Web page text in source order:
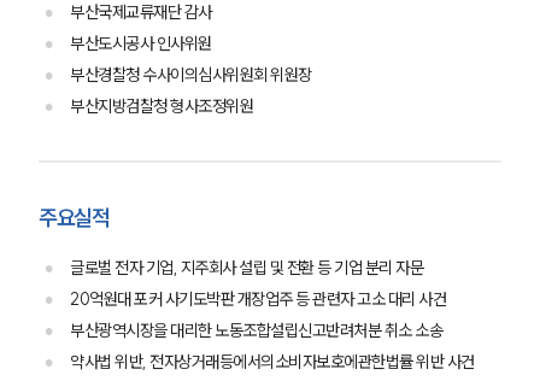
부산국제교류재단 감사
부산도시공사 인사위원
부산경찰청 수사이의심사위원회 위원장
부산지방검찰청 형사조정위원
주요실적
글로벌 전자 기업, 지주회사 설립 및 전환 등 기업 분리 자문
20억원대 포커 사기도박판 개장업주 등 관련자 고소 대리 사건
부산광역시장을 대리한 노동조합설립신고반려처분 취소 소송
약사법 위반, 전자상거래등에서의소비자보호에관한법률 위반 사건